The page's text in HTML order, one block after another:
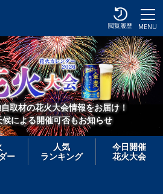
MENU
閲覧履歴
取材の花火大会情報をお届け！
による開催可否もお知らせ
ー
人気
ランキング
今日開催
花火大会